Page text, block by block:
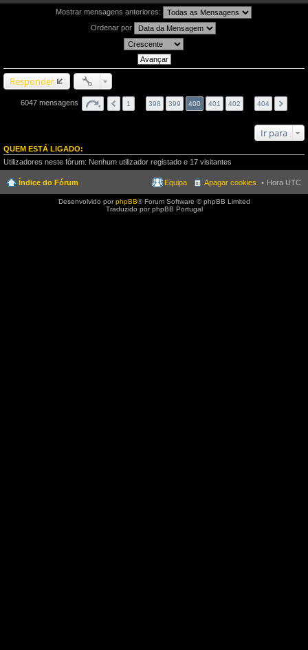
Mostrar mensagens anteriores:
Ordenar por
Responder
6047 mensagens 1 398 399 400 401 402 404
Ir para
QUEM ESTÁ LIGADO:
Utilizadores neste fórum: Nenhum utilizador registado e 17 visitantes
Índice do Fórum Hora UTC
Apagar cookies
Equipa
Desenvolvido porphpBB® Forum Software © phpBB Limited
Traduzido por phpBB Portugal